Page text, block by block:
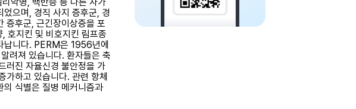
으며, 경직 사지 증후군, 경
증후군, 근긴장이상증을 포
호지킨 및 비호지킨 림프종
납니다. PERM은 1956년에
려져 있습니다. 환자들은 축
러진 자율신경 불안정을 가
가하고 있습니다. 관련 항체
식별은 질병 메커니즘과